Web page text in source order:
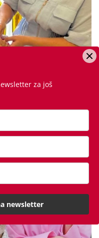
100 godina:
mudrosti'
za još
newsletter